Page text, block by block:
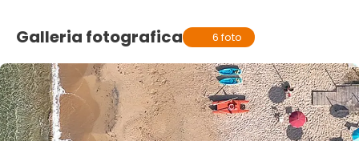
Galleria fotografica 6 foto